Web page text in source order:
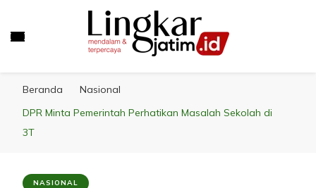
Beranda
Nasional
DPR Minta Pemerintah Perhatikan Masalah Sekolah di
3T
NASIONAL